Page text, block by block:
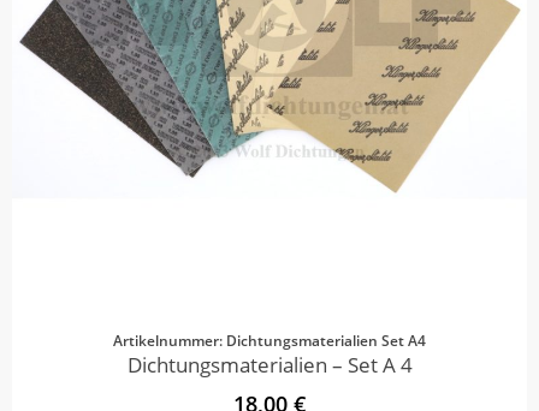
Artikelnummer: Dichtungsmaterialien Set A4
Dichtungsmaterialien – Set A 4
18,00 €